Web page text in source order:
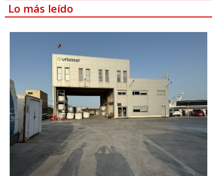
Lo más leído